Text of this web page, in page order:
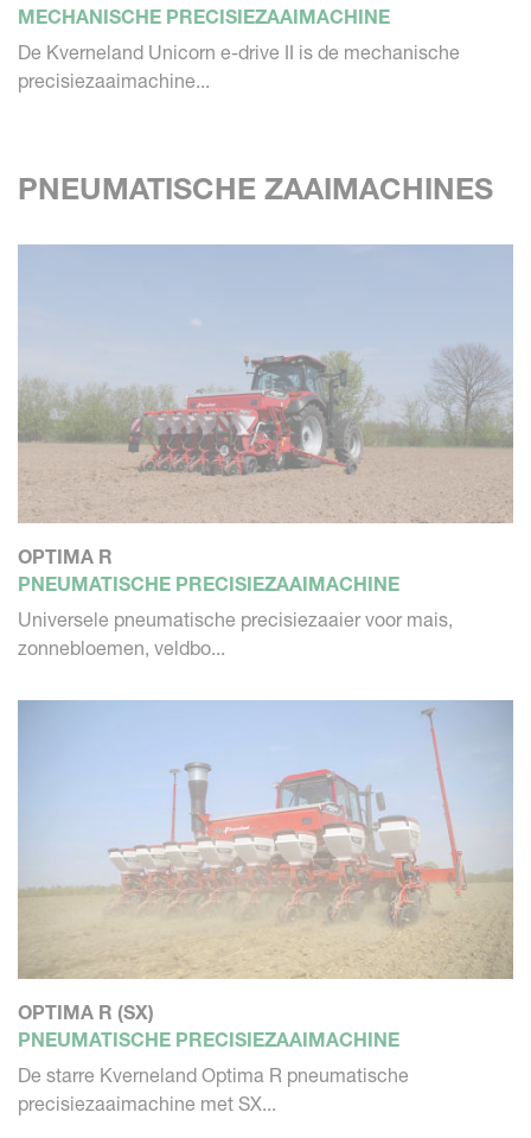
MECHANISCHE PRECISIEZAAIMACHINE
De Kverneland Unicorn e-drive II is de mechanische
precisiezaaimachine...
PNEUMATISCHE ZAAIMACHINES
OPTIMA R
PNEUMATISCHE PRECISIEZAAIMACHINE
Universele pneumatische precisiezaaier voor mais,
zonnebloemen, veldbo...
OPTIMA R (SX)
PNEUMATISCHE PRECISIEZAAIMACHINE
De starre Kverneland Optima R pneumatische
precisiezaaimachine met SX...